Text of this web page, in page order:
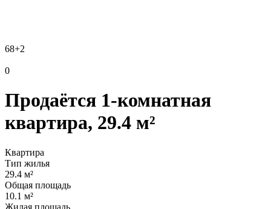
68+2
0
Продаётся 1-комнатная
квартира, 29.4 м²
Квартира
Тип жилья
29.4 м²
Общая площадь
10.1 м²
Жилая площадь